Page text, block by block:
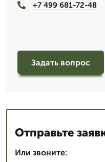
+7 499 681-72-48
Задать вопрос
Отправьте
Или звоните: